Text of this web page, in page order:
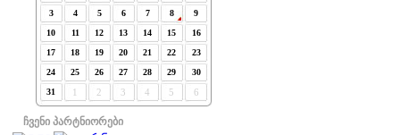
3
4 5 6 7 8
9
10
11 12 13 14 15
16
17
18 19 20 21 22
23
24
25 26 27 28 29
30
31
1 2 3 4 5 6
ჩვენი პარტნიორები